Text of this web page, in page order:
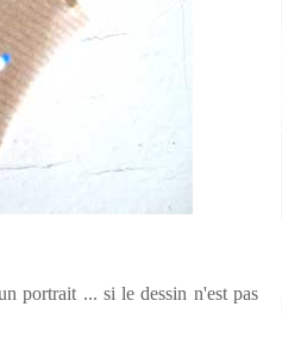
portrait ... si le dessin n'est pas